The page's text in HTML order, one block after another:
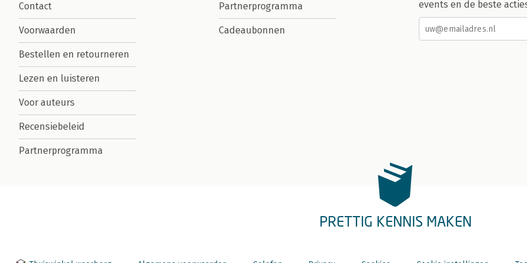
Contact
Voorwaarden
Bestellen en retourneren
Lezen en luisteren
Voor auteurs
Recensiebeleid
Partnerprogramma
Partnerprogramma
Cadeaubonnen
events en de beste
PRETTIG KENNIS MAKEN